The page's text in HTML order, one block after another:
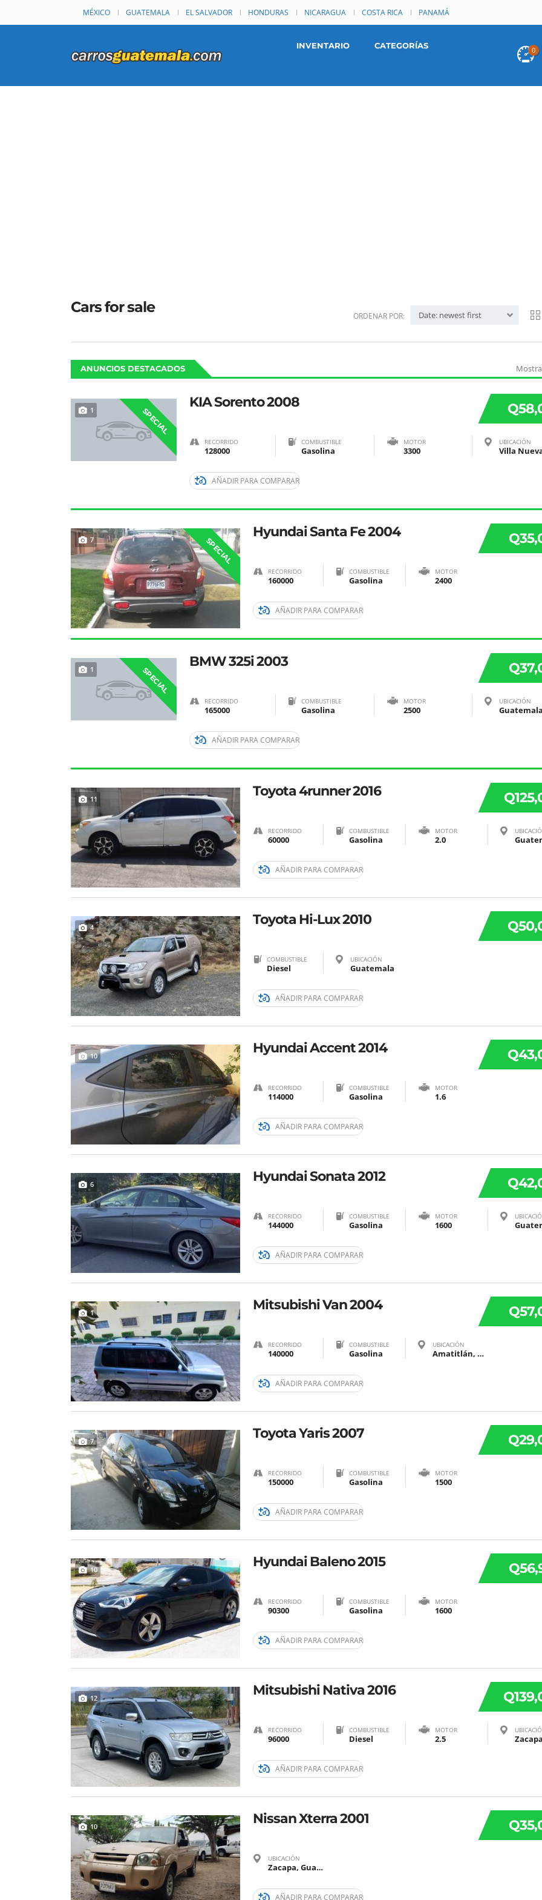
MÉXICO GUATEMALA EL SALVADOR HONDURAS NICARAGUA COSTA RICA PANAMÁ
0
INVENTARIO CATEGORÍAS
Cars for sale
ORDENAR POR: Date: newest first
ANUNCIOS DESTACADOS
1 SPECIAL
KIA Sorento 2008
RECORRIDO
128000
COMBUSTIBLE
Gasolina
MOTOR
3300
UBICACIÓN
AÑADIR PARA COMPARAR
7 SPECIAL
Hyundai Santa Fe 2004
RECORRIDO
160000
COMBUSTIBLE
Gasolina
MOTOR
2400
AÑADIR PARA COMPARAR
1 SPECIAL
BMW 325i 2003
RECORRIDO
165000
COMBUSTIBLE
Gasolina
MOTOR
2500
UBICACIÓN
AÑADIR PARA COMPARAR
11 Toyota 4runner 2016
RECORRIDO
60000
COMBUSTIBLE
Gasolina
MOTOR
2.0
AÑADIR PARA COMPARAR
4 Toyota Hi-Lux 2010
COMBUSTIBLE
Diesel
UBICACIÓN
Guatemala
AÑADIR PARA COMPARAR
10 Hyundai Accent 2014
RECORRIDO
114000
COMBUSTIBLE
Gasolina
MOTOR
1.6
AÑADIR PARA COMPARAR
6 Hyundai Sonata 2012
RECORRIDO
144000
COMBUSTIBLE
Gasolina
MOTOR
1600
AÑADIR PARA COMPARAR
1 Mitsubishi Van 2004
RECORRIDO
140000
COMBUSTIBLE
Gasolina
UBICACIÓN
Amatitlán, Guatemala
AÑADIR PARA COMPARAR
7 Toyota Yaris 2007
RECORRIDO
150000
COMBUSTIBLE
Gasolina
MOTOR
1500
AÑADIR PARA COMPARAR
10 Hyundai Baleno 2015
RECORRIDO
90300
COMBUSTIBLE
Gasolina
MOTOR
1600
AÑADIR PARA COMPARAR
12 Mitsubishi Nativa 2016
RECORRIDO
96000
COMBUSTIBLE
Diesel
MOTOR
2.5
AÑADIR PARA COMPARAR
10 Nissan Xterra 2001
UBICACIÓN
Zacapa, Guatemala
AÑADIR PARA COMPARAR